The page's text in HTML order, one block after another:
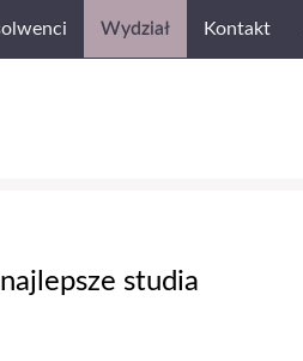
Wydział Kontakt
studia